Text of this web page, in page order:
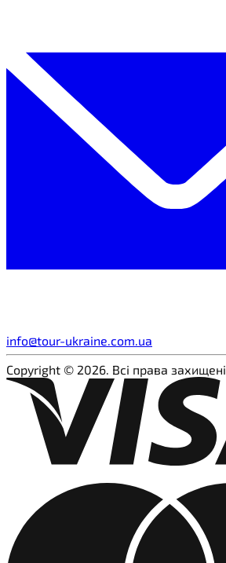
info@tour-ukraine.com.ua
Copyright © 2026. Всі права захищені